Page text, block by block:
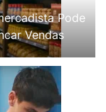
Pode
Vendas